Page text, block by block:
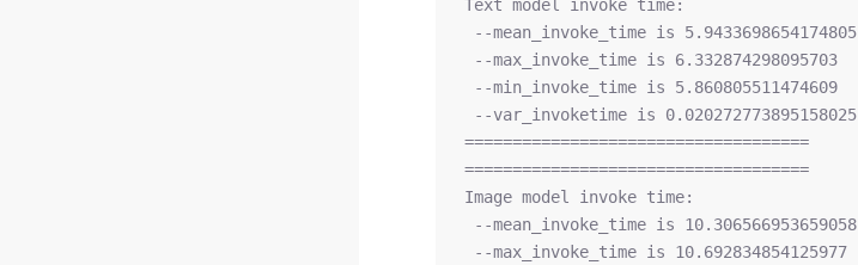
Text model invoke time:
--mean_invoke_time is 5.9433698654174805
--max_invoke_time is 6.332874298095703
--min_invoke_time is 5.860805511474609
--var_invoketime is 0.020272773895158025
====================================
====================================
Image model invoke time:
--mean_invoke_time is 10.306566953659058
--max_invoke_time is 10.692834854125977